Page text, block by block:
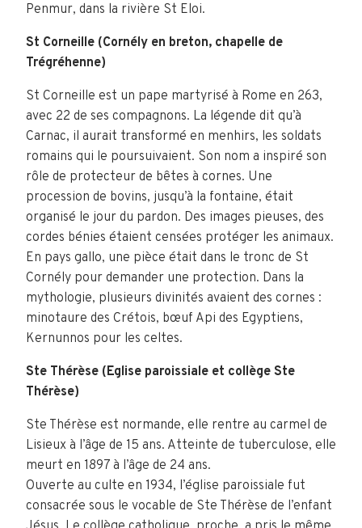
Penmur, dans la rivière St Eloi.
St Corneille (Cornély en breton, chapelle de
Trégréhenne)
St Corneille est un pape martyrisé à Rome en 263,
avec 22 de ses compagnons. La légende dit qu’à
Carnac, il aurait transformé en menhirs, les soldats
romains qui le poursuivaient. Son nom a inspiré son
rôle de protecteur de bêtes à cornes. Une
procession de bovins, jusqu’à la fontaine, était
organisé le jour du pardon. Des images pieuses, des
cordes bénies étaient censées protéger les animaux.
En pays gallo, une pièce était dans le tronc de St
Cornély pour demander une protection. Dans la
mythologie, plusieurs divinités avaient des cornes :
minotaure des Crétois, bœuf Api des Egyptiens,
Kernunnos pour les celtes.
Ste Thérèse (Eglise paroissiale et collège Ste
Thérèse)
Ste Thérèse est normande, elle rentre au carmel de
Lisieux à l’âge de 15 ans. Atteinte de tuberculose, elle
meurt en 1897 à l’âge de 24 ans.
Ouverte au culte en 1934, l’église paroissiale fut
consacrée sous le vocable de Ste Thérèse de l’enfant